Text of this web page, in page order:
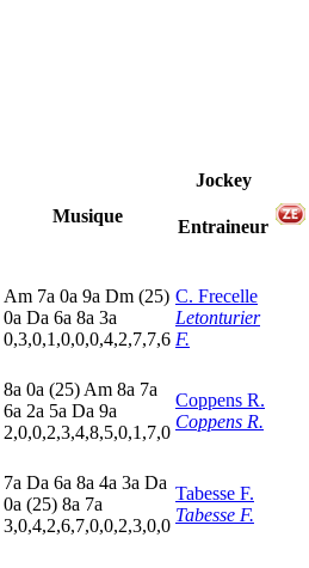
Musique
Jockey
Entraineur
Am 7a 0a 9a Dm (25)
0a Da 6a 8a 3a
0,3,0,1,0,0,0,4,2,7,7,6
C. Frecelle
Letonturier
F.
8a 0a (25) Am 8a 7a
6a 2a 5a Da 9a
2,0,0,2,3,4,8,5,0,1,7,0
Coppens R.
Coppens R.
7a Da 6a 8a 4a 3a Da
0a (25) 8a 7a
3,0,4,2,6,7,0,0,2,3,0,0
Tabesse F.
Tabesse F.